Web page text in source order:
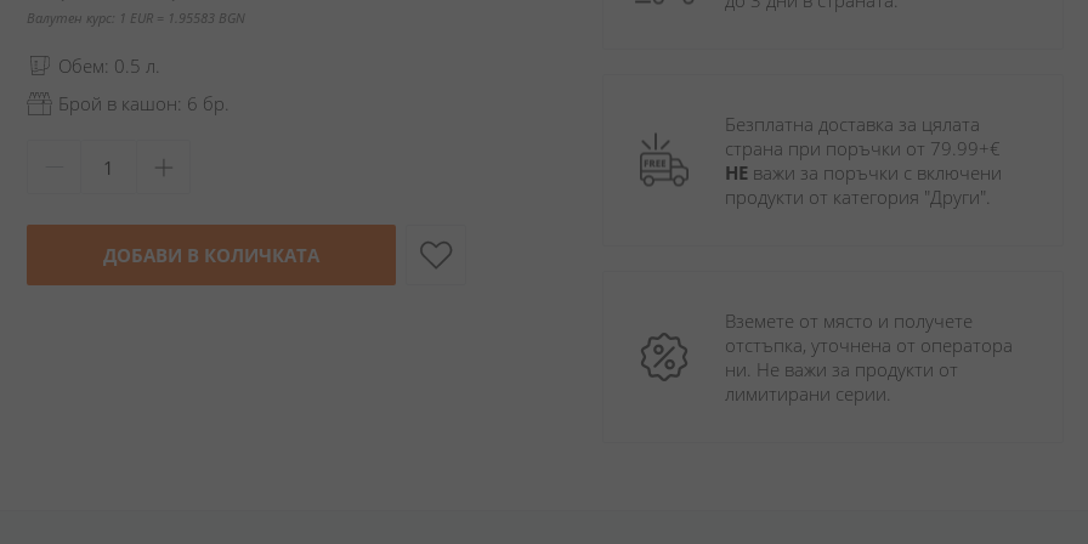
Валутен курс: 1 EUR = 1.95583 BGN
Обем: 0.5 л.
Брой в кашон: 6 бр.
ДОБАВИ В КОЛИЧКАТА
Безплатна доставка за цялата
НЕ важи за поръчки с включени
продукти от категория "Други".
Вземете от място и получете
отстъпка, уточнена от оператора
ни. Не важи за продукти от
лимитирани серии.